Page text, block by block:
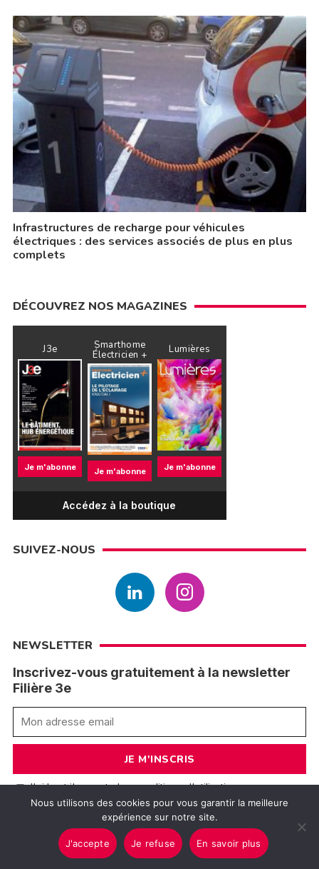
Infrastructures de recharge pour véhicules
électriques : des services associés de plus en plus
complets
DÉCOUVREZ NOS MAGAZINES
J3e
Je m'abonne
Smarthome
Électricien +
Je m'abonne
Lumières
Je m'abonne
Accédez à la boutique
SUIVEZ-NOUS
NEWSLETTER
Inscrivez-vous gratuitement à la newsletter
Filière 3e
J'ai lu et j'accepte les conditions d'utilisation
Nous utilisons des cookies pour vous garantir la meilleure
expérience sur notre site.
J'accepte Je refuse En savoir plus